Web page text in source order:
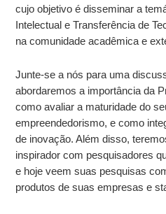
cujo objetivo é disseminar a
Intelectual e Transferência de
na comunidade acadêmica e
Junte-se a nós para uma
abordaremos a importância da
como avaliar a maturidade do
empreendedorismo, e como
de inovação. Além disso,
inspirador com pesquisadores
e hoje veem suas pesquisas
produtos de suas empresas e